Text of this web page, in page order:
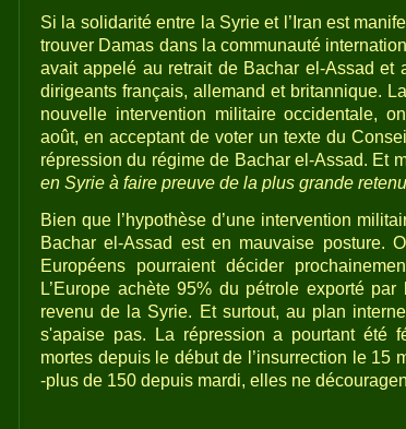
Si la solidarité entre la Syrie et l’Iran est
trouver Damas dans la communauté
avait appelé au retrait de Bachar el-Assad et
dirigeants français, allemand et britannique.
nouvelle intervention militaire occidentale,
août, en acceptant de voter un texte du
répression du régime de Bachar el-Assad. Et
en Syrie à faire preuve de la plus grande
Bien que l’hypothèse d’une intervention
Bachar el-Assad est en mauvaise posture.
Européens pourraient décider
L’Europe achète 95% du pétrole exporté
revenu de la Syrie. Et surtout, au plan
s'apaise pas. La répression a pourtant été
mortes depuis le début de l’insurrection le 15
-plus de 150 depuis mardi, elles ne